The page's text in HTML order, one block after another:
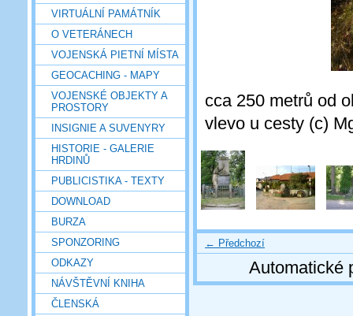
VIRTUÁLNÍ PAMÁTNÍK
O VETERÁNECH
VOJENSKÁ PIETNÍ MÍSTA
GEOCACHING - MAPY
VOJENSKÉ OBJEKTY A
PROSTORY
INSIGNIE A SUVENYRY
HISTORIE - GALERIE
HRDINŮ
PUBLICISTIKA - TEXTY
DOWNLOAD
BURZA
SPONZORING
ODKAZY
NÁVŠTĚVNÍ KNIHA
ČLENSKÁ
cca 250 metrů od
vlevo u cesty (c)
← Předchozí
Automatické